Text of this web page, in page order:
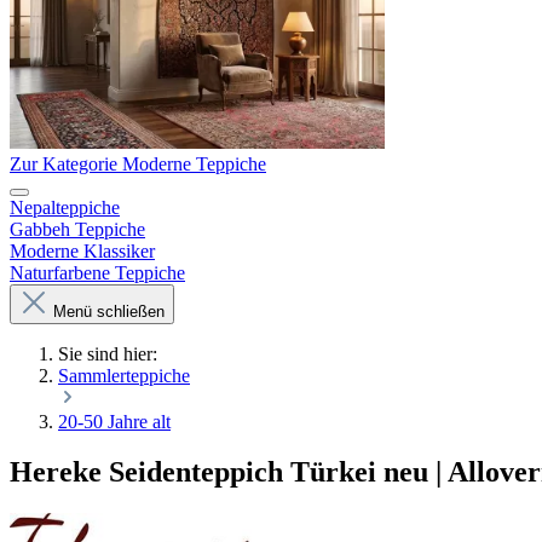
Zur Kategorie Moderne Teppiche
Nepalteppiche
Gabbeh Teppiche
Moderne Klassiker
Naturfarbene Teppiche
Menü schließen
Sie sind hier:
Sammlerteppiche
20-50 Jahre alt
Hereke Seidenteppich Türkei neu |